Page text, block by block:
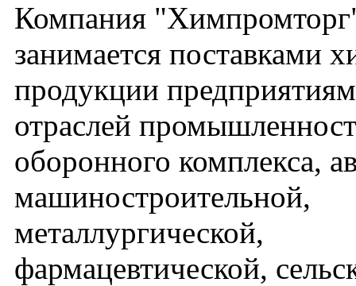
Компания
занимается поставками
продукции
отраслей
оборонного комплекса,
машиностроительной,
металлургической,
фармацевтической,